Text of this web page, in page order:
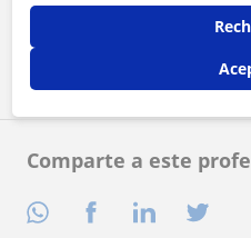
Comparte a este